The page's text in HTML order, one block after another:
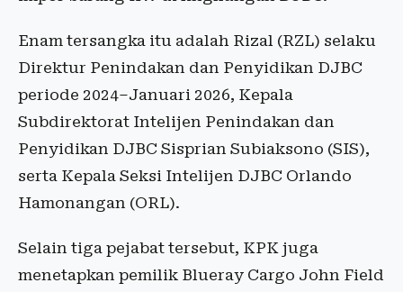
Enam tersangka itu adalah Rizal (RZL) selaku
Direktur Penindakan dan Penyidikan DJBC
periode 2024–Januari 2026, Kepala
Subdirektorat Intelijen Penindakan dan
Penyidikan DJBC Sisprian Subiaksono (SIS),
serta Kepala Seksi Intelijen DJBC Orlando
Hamonangan (ORL).
Selain tiga pejabat tersebut, KPK juga
menetapkan pemilik Blueray Cargo John Field